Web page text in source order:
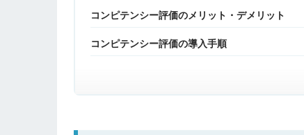
コンピテンシー評価のメリット・デメリット
コンピテンシー評価の導入手順